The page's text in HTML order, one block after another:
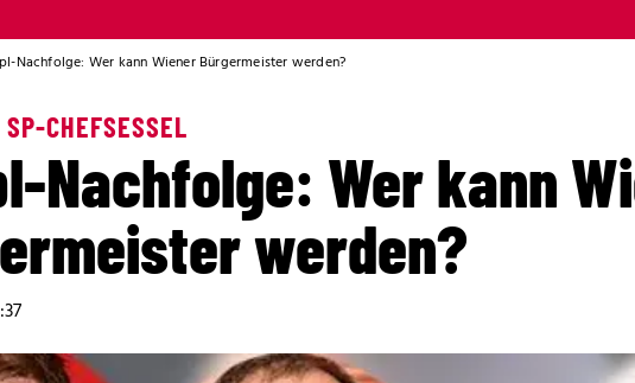
Nachfolge: Wer kann Wiener Bürgermeister werden?
CHEFSESSEL
Nachfolge: Wer kann
werden?